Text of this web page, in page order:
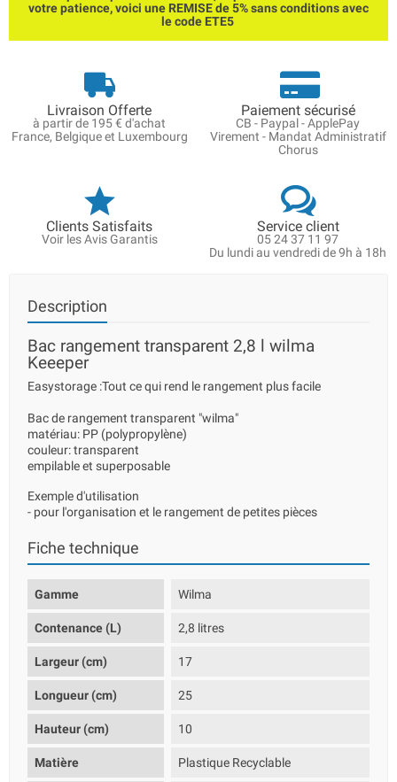
votre patience, voici une REMISE de 5% sans conditions avec
le code ETE5
Livraison Offerte
à partir de 195 € d'achat
France, Belgique et Luxembourg
Paiement sécurisé
CB - Paypal - ApplePay
Virement - Mandat Administratif
Chorus
Clients Satisfaits
Voir les Avis Garantis
Service client
05 24 37 11 97
Du lundi au vendredi de 9h à 18h
Description
Bac rangement transparent 2,8 l wilma
Keeeper
Easystorage :Tout ce qui rend le rangement plus facile
Bac de rangement transparent "wilma"
matériau: PP (polypropylène)
couleur: transparent
empilable et superposable
Exemple d'utilisation
- pour l'organisation et le rangement de petites pièces
Fiche technique
Gamme Wilma
Contenance (L) 2,8 litres
Largeur (cm) 17
Longueur (cm) 25
Hauteur (cm) 10
Matière Plastique Recyclable